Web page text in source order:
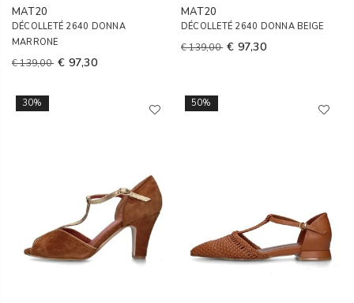
MAT20
DÉCOLLETÉ 2640 DONNA
MARRONE
€ 139,00 € 97,30
MAT20
DÉCOLLETÉ 2640 DONNA BEIGE
€ 139,00 € 97,30
30% 50%